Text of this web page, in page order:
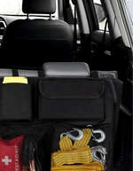
کتاب،